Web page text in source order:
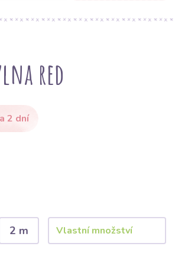
red
2 dní
2 m